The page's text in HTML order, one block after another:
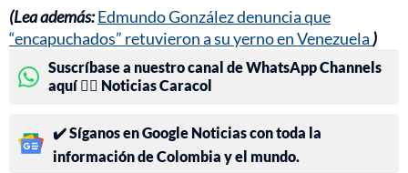
(Lea además:Edmundo González denuncia que
“encapuchados” retuvieron a su yerno en Venezuela )
Suscríbase a nuestro canal de WhatsApp Channels
aquí 👉🏻 Noticias Caracol
✔️ Síganos en Google Noticias con toda la
información de Colombia y el mundo.